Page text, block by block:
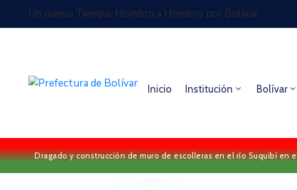
Un nuevo Tiempo, Hombro a Hombro por Bolívar
Inicio Institución Bolívar
Dragado y construcción de muro de escolleras en el río Suquibí en